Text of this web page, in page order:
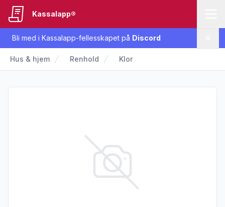
Bli med i Kassalapp-fellesskapet på Discord
Kassalapp®
Hus & hjem Renhold Klor